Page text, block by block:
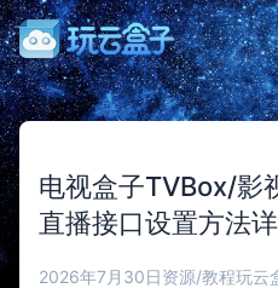
电视盒子TVBox/影
直播接口设置方法
2026年7月30日资源/教程玩云